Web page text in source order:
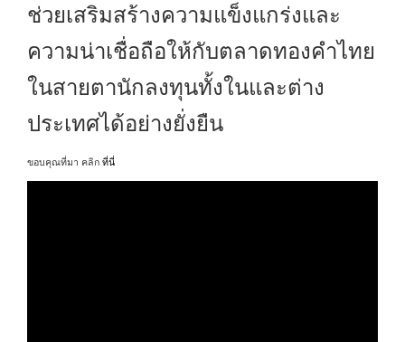
ช่วยเสริมสร้างความแข็งแกร่งและ
ความน่าเชื่อถือให้กับตลาดทองคำไทย
ในสายตานักลงทุนทั้งในและต่าง
ประเทศได้อย่างยั่งยืน
ขอบคุณที่มา คลิก ที่นี่